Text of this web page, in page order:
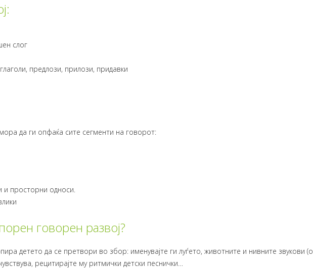
слог
предлози, прилози, придавки
да ги опфаќа сите сегменти на говорот:
и просторни односи.
говорен развој?
детето да се претвори во збор: именувајте ги луѓето, животните и нивните звукови
рецитирајте му ритмички детски песнички…